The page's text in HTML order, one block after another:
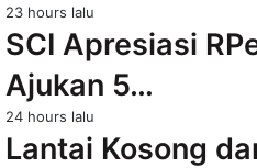
23 hours lalu
SCI Apresiasi
Ajukan 5…
24 hours lalu
Lantai Kosong